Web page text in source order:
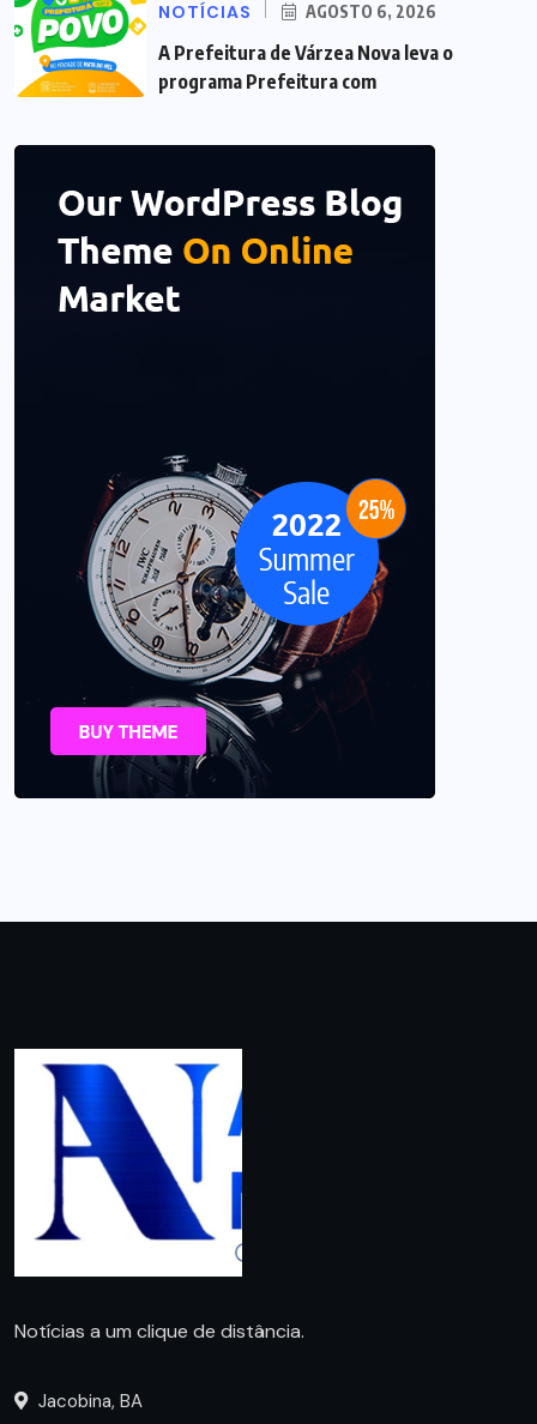
NOTÍCIAS AGOSTO 6, 2026
A Prefeitura de Várzea Nova leva o
programa Prefeitura com
Notícias a um clique de distância.
Jacobina, BA